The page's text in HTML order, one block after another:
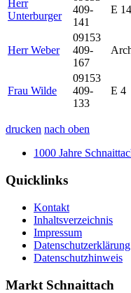
Herr
Unterburger
409-
141
E 14
Herr Weber
09153
409-
167
Frau Wilde
09153
409-
133
E 4
drucken nach oben
1000 Jahre
Quicklinks
Kontakt
Inhaltsverzeichnis
Impressum
Datenschutzerklärung
Datenschutzhinweis
Markt Schnaittach